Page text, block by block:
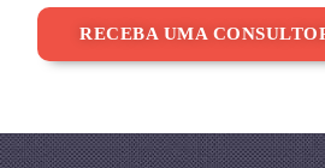
RECEBA UMA